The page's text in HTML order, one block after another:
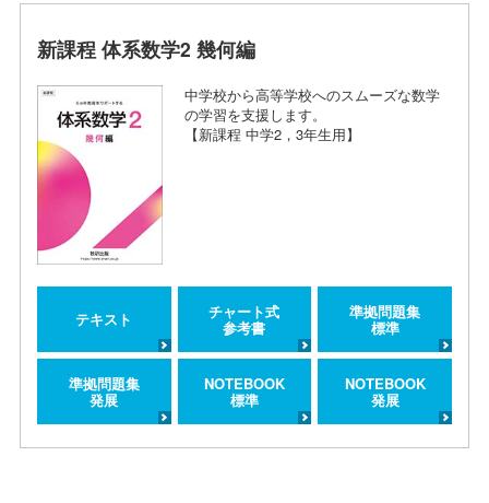
新課程 体系数学2 幾何編
中学校から高等学校へのスムーズな数学
の学習を支援します。
【新課程 中学2，3年生用】
テキスト チャート式
参考書
準拠問題集
標準
準拠問題集
発展
NOTEBOOK
標準
NOTEBOOK
発展